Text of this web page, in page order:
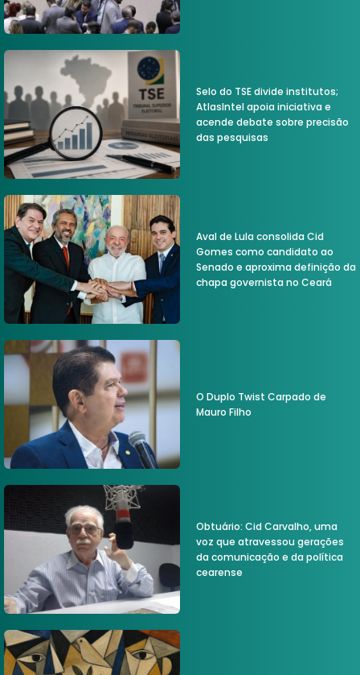
Selo do TSE divide institutos;
AtlasIntel apoia iniciativa e
acende debate sobre precisão
das pesquisas
Aval de Lula consolida Cid
Gomes como candidato ao
Senado e aproxima definição da
chapa governista no Ceará
O Duplo Twist Carpado de
Mauro Filho
Obtuário: Cid Carvalho, uma
voz que atravessou gerações
da comunicação e da política
cearense